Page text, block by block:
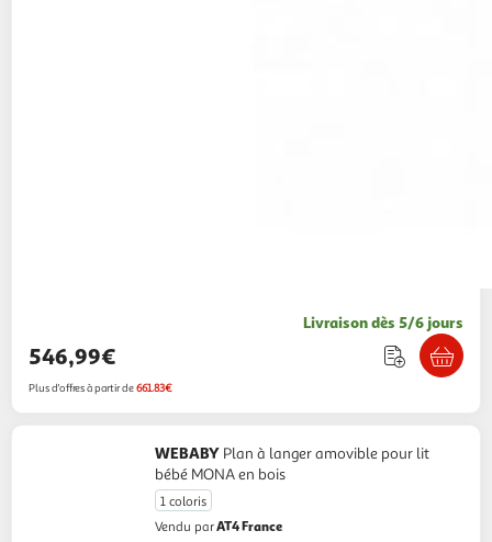
Livraison dès 5/6 jours
546,99€
Plus d'offres à partir de661.83€
WEBABY
bébé MONA en bois
1 coloris
Vendu parAT4 France